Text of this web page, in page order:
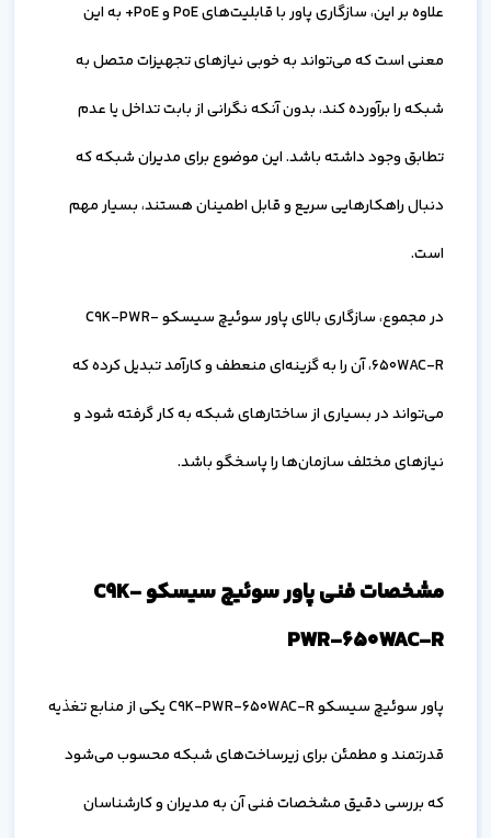
علاوه بر این، سازگاری پاور با قابلیت‌های PoE و PoE+ به این
معنی است که می‌تواند به خوبی نیازهای تجهیزات متصل به
شبکه را برآورده کند، بدون آنکه نگرانی از بابت تداخل یا عدم
تطابق وجود داشته باشد. این موضوع برای مدیران شبکه که
دنبال راهکارهایی سریع و قابل اطمینان هستند، بسیار مهم
است.
در مجموع، سازگاری بالای پاور سوئیچ سیسکو C9K-PWR-
650WAC-R، آن را به گزینه‌ای منعطف و کارآمد تبدیل کرده که
می‌تواند در بسیاری از ساختارهای شبکه به کار گرفته شود و
نیازهای مختلف سازمان‌ها را پاسخگو باشد.
مشخصات فنی پاور سوئیچ سیسکو C9K-
PWR-650WAC-R
پاور سوئیچ سیسکو C9K-PWR-650WAC-R یکی از منابع تغذیه
قدرتمند و مطمئن برای زیرساخت‌های شبکه محسوب می‌شود
که بررسی دقیق مشخصات فنی آن به مدیران و کارشناسان